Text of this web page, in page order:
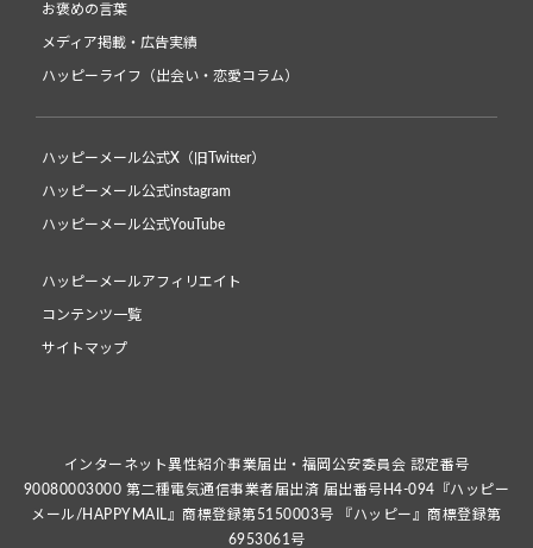
お褒めの言葉
メディア掲載・広告実績
ハッピーライフ（出会い・恋愛コラム）
ハッピーメール公式X（旧Twitter）
ハッピーメール公式instagram
ハッピーメール公式YouTube
ハッピーメールアフィリエイト
コンテンツ一覧
サイトマップ
インターネット異性紹介事業届出・福岡公安委員会 認定番号
90080003000 第二種電気通信事業者届出済 届出番号H4-094『ハッピー
メール/HAPPYMAIL』商標登録第5150003号 『ハッピー』商標登録第
6953061号